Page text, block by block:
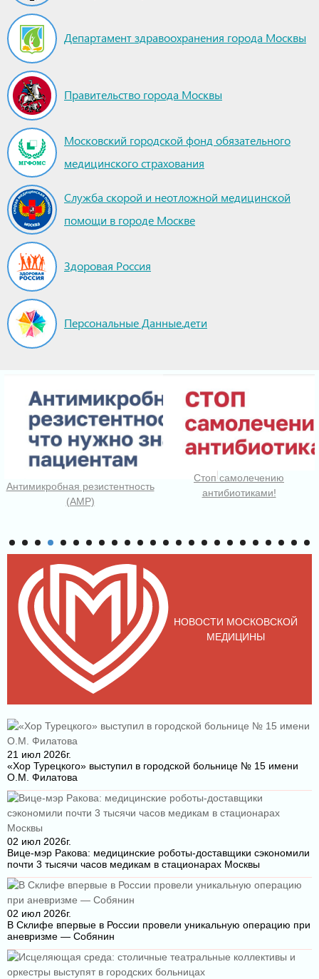
Департамент здравоохранения города Москвы
Правительство города Москвы
Московский городской фонд обязательного
медицинского страхования
Служба скорой и неотложной медицинской
помощи в городе Москве
Здоровая Россия
Персональные Данные.дети
Антимикробная резистентность
(АМР)
Стоп самолечению
антибиотиками!
НОВОСТИ МОСКОВСКОЙ
МЕДИЦИНЫ
21 июл 2026г.
«Хор Турецкого» выступил в городской больнице № 15 имени
О.М. Филатова
02 июл 2026г.
Вице-мэр Ракова: медицинские роботы-доставщики сэкономили
почти 3 тысячи часов медикам в стационарах Москвы
02 июл 2026г.
В Склифе впервые в России провели уникальную операцию при
аневризме — Собянин